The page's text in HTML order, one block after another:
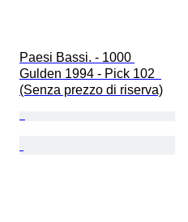
Paesi Bassi. - 1000
Gulden 1994 - Pick 102
(Senza prezzo di riserva)